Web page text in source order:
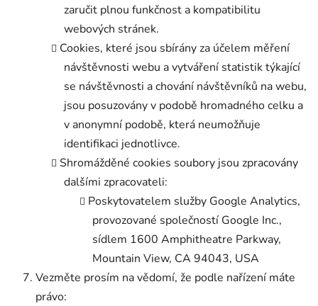
zaručit plnou funkčnost a kompatibilitu
webových stránek.
Cookies, které jsou sbírány za účelem měření
návštěvnosti webu a vytváření statistik týkající
se návštěvnosti a chování návštěvníků na webu,
jsou posuzovány v podobě hromadného celku a
v anonymní podobě, která neumožňuje
identifikaci jednotlivce.
Shromážděné cookies soubory jsou zpracovány
dalšími zpracovateli:
Poskytovatelem služby Google Analytics,
provozované společností Google Inc.,
sídlem 1600 Amphitheatre Parkway,
Mountain View, CA 94043, USA
Vezměte prosím na vědomí, že podle nařízení máte
právo: